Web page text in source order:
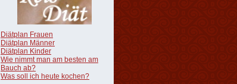
Diätplan Frauen
Diätplan Männer
Diätplan Kinder
Wie nimmt man am besten am
Bauch ab?
Was soll ich heute kochen?